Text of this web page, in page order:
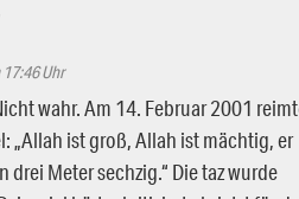
Uhr
wahr. Am 14. Februar 2001
„Allah ist groß, Allah ist mächtig, er
drei Meter sechzig.“ Die taz wurde